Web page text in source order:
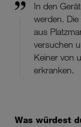
In den
werden.
aus
versuchen
Keiner von
erkranken.
Was würdest